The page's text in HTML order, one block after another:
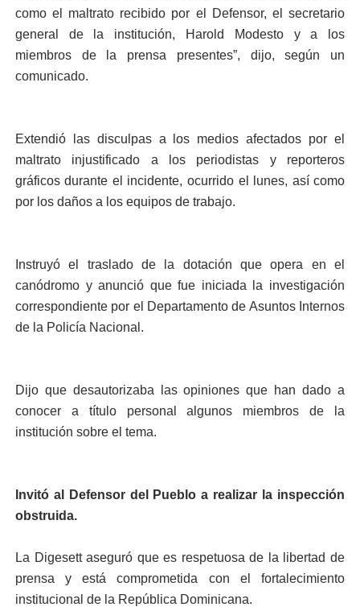
como el maltrato recibido por el Defensor, el secretario
general de la institución, Harold Modesto y a los
miembros de la prensa presentes”, dijo, según un
comunicado.
Extendió las disculpas a los medios afectados por el
maltrato injustificado a los periodistas y reporteros
gráficos durante el incidente, ocurrido el lunes, así como
por los daños a los equipos de trabajo.
Instruyó el traslado de la dotación que opera en el
canódromo y anunció que fue iniciada la investigación
correspondiente por el Departamento de Asuntos Internos
de la Policía Nacional.
Dijo que desautorizaba las opiniones que han dado a
conocer a título personal algunos miembros de la
institución sobre el tema.
Invitó al Defensor del Pueblo a realizar la inspección
obstruida.
La Digesett aseguró que es respetuosa de la libertad de
prensa y está comprometida con el fortalecimiento
institucional de la República Dominicana.